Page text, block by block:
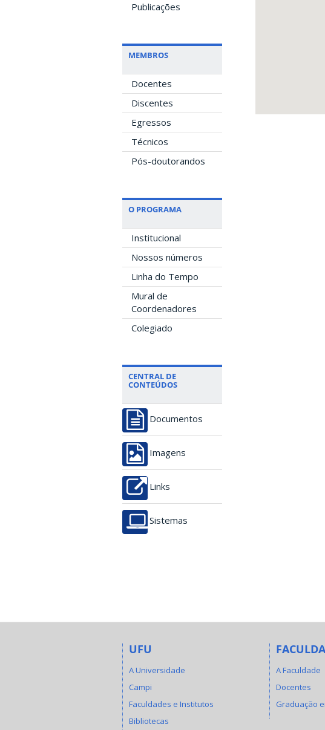
Publicações
MEMBROS
Docentes
Discentes
Egressos
Técnicos
Pós-doutorandos
O PROGRAMA
Institucional
Nossos números
Linha do Tempo
Mural de
Coordenadores
Colegiado
CENTRAL DE
CONTEÚDOS
Documentos
Imagens
Links
Sistemas
UFU
A Universidade
Campi
Faculdades e Institutos
Bibliotecas
A Faculdade
Docentes
Graduação